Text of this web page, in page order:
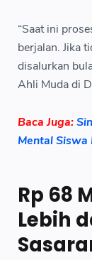
“Saat ini
berjalan. Jika
disalurkan
Ahli Muda di
Baca Juga:
Mental Siswa
Rp 68
Lebih